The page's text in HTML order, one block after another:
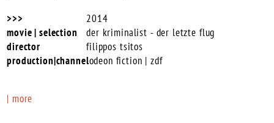
2014
der kriminalist - der letzte flug
filippos tsitos
odeon fiction | zdf
| more